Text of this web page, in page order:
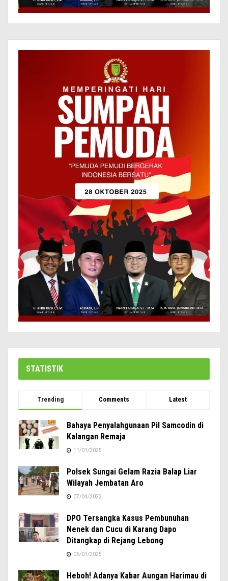
STATISTIK
Trending Comments Latest
Bahaya Penyalahgunaan Pil Samcodin di
Kalangan Remaja
11/01/2025
Polsek Sungai Gelam Razia Balap Liar
Wilayah Jembatan Aro
07/04/2022
DPO Tersangka Kasus Pembunuhan
Nenek dan Cucu di Karang Dapo
Ditangkap di Rejang Lebong
06/01/2025
Heboh! Adanya Kabar Aungan Harimau di